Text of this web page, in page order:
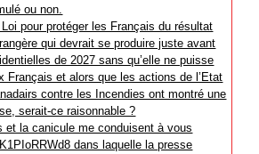
ou non.
pour protéger les Français du résultat
qui devrait se produire juste avant
de 2027 sans qu’elle ne puisse
Français et alors que les actions de l’Etat
contre les Incendies ont montré une
serait-ce raisonnable ?
et la canicule me conduisent à vous
dans laquelle la presse